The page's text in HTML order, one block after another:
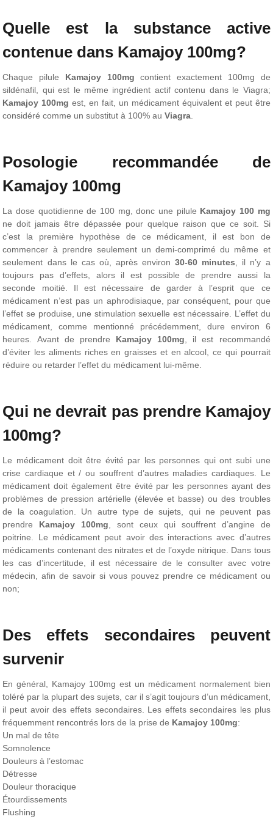
Quelle est la substance active
contenue dans Kamajoy 100mg?
Chaque pilule Kamajoy 100mg contient exactement 100mg de
sildénafil, qui est le même ingrédient actif contenu dans le Viagra;
Kamajoy 100mg est, en fait, un médicament équivalent et peut être
considéré comme un substitut à 100% auViagra
Posologie recommandée de
Kamajoy 100mg
La dose quotidienne de 100 mg, donc une pilule Kamajoy 100 mg
ne doit jamais être dépassée pour quelque raison que ce soit. Si
c’est la première hypothèse de ce médicament, il est bon de
commencer à prendre seulement un demi-comprimé du même et
seulement dans le cas où, après environ30-60 minutes , il n’y a
toujours pas d’effets, alors il est possible de prendre aussi la
seconde moitié. Il est nécessaire de garder à l’esprit que ce
médicament n’est pas un aphrodisiaque, par conséquent, pour que
l’effet se produise, une stimulation sexuelle est nécessaire. L’effet du
médicament, comme mentionné précédemment, dure environ 6
heures. Avant de prendre Kamajoy 100mg , il est recommandé
d’éviter les aliments riches en graisses et en alcool, ce qui pourrait
réduire ou retarder l’effet du médicament lui-même.
Qui ne devrait pas prendre Kamajoy
100mg?
Le médicament doit être évité par les personnes qui ont subi une
crise cardiaque et / ou souffrent d’autres maladies cardiaques. Le
médicament doit également être évité par les personnes ayant des
problèmes de pression artérielle (élevée et basse) ou des troubles
de la coagulation. Un autre type de sujets, qui ne peuvent pas
prendre Kamajoy 100mg , sont ceux qui souffrent d’angine de
poitrine. Le médicament peut avoir des interactions avec d’autres
médicaments contenant des nitrates et de l’oxyde nitrique. Dans tous
les cas d’incertitude, il est nécessaire de le consulter avec votre
médecin, afin de savoir si vous pouvez prendre ce médicament ou
non;
Des effets secondaires peuvent
survenir
En général, Kamajoy 100mg est un médicament normalement bien
toléré par la plupart des sujets, car il s’agit toujours d’un médicament,
il peut avoir des effets secondaires. Les effets secondaires les plus
fréquemment rencontrés lors de la prise de Kamajoy 100mg:
Un mal de tête
Somnolence
Douleurs à l’estomac
Détresse
Douleur thoracique
Étourdissements
Flushing